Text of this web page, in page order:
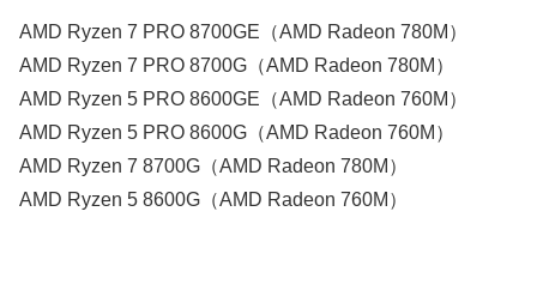
AMD Ryzen 7 PRO 8700GE（AMD Radeon 780M）
AMD Ryzen 7 PRO 8700G（AMD Radeon 780M）
AMD Ryzen 5 PRO 8600GE（AMD Radeon 760M）
AMD Ryzen 5 PRO 8600G（AMD Radeon 760M）
AMD Ryzen 7 8700G（AMD Radeon 780M）
AMD Ryzen 5 8600G（AMD Radeon 760M）